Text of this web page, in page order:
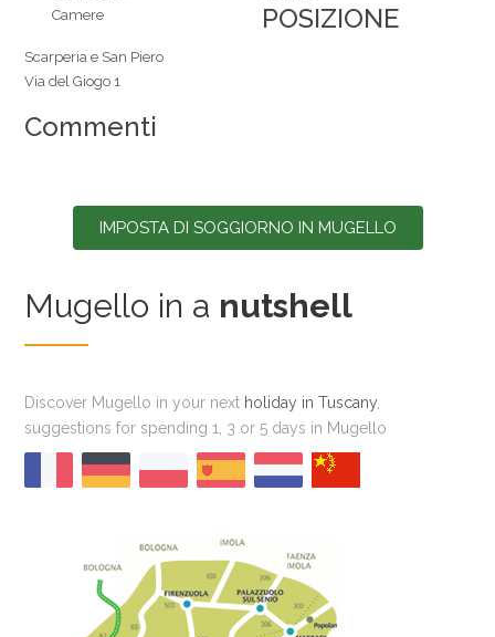
Camere
POSIZIONE
Scarperia e San Piero
Via del Giogo 1
Commenti
IMPOSTA DI SOGGIORNO IN MUGELLO
Mugello in a nutshell
Discover Mugello in your next holiday in Tuscany
suggestions for spending 1, 3 or 5 days in Mugello